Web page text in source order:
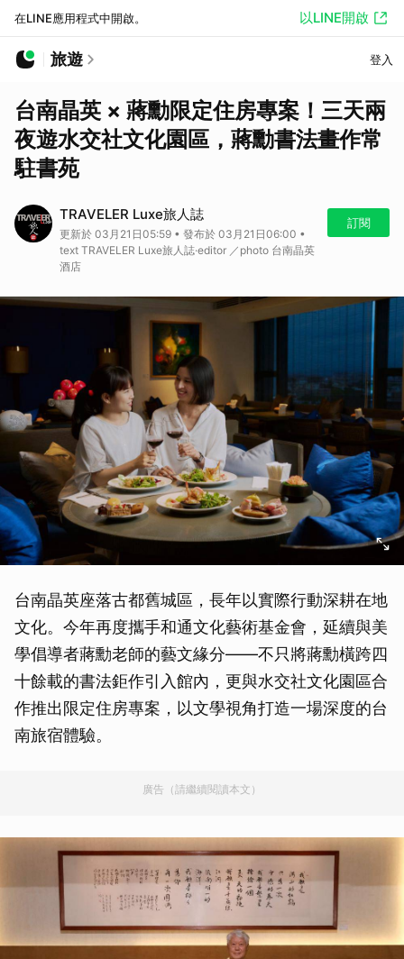
在LINE應用程式中開啟。 以LINE開啟
旅遊 登入
台南晶英 × 蔣勳限定住房專案！三天兩
夜遊水交社文化園區，蔣勳書法畫作常
駐書苑
TRAVELER Luxe旅人誌
更新於 03月21日05:59 • 發布於 03月21日06:00 •
text TRAVELER Luxe旅人誌·editor ／photo 台南晶英
酒店
訂閱
台南晶英座落古都舊城區，長年以實際行動深耕在地
文化。今年再度攜手和通文化藝術基金會，延續與美
學倡導者蔣勳老師的藝文緣分——不只將蔣勳橫跨四
十餘載的書法鉅作引入館內，更與水交社文化園區合
作推出限定住房專案，以文學視角打造一場深度的台
南旅宿體驗。
廣告（請繼續閱讀本文）